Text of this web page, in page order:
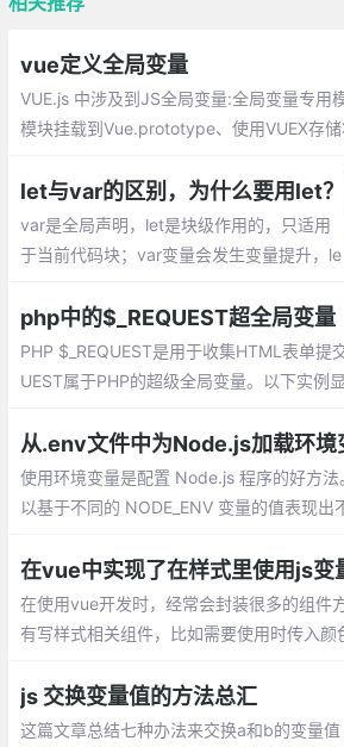
vue定义全局变量
VUE.js 中涉及到JS全局变量:全局变量专用
模块挂载到Vue.prototype、使用VUEX存
let与var的区别，为什么要用let？
var是全局声明，let是块级作用的，只适用
于当前代码块；var变量会发生变量提升，le
值，循环里的赋值可能会造成变量泄露至全
局
php中的$_REQUEST超全局变量
PHP $_REQUEST是用于收集HTML表单提
UEST属于PHP的超级全局变量。以下实例
从.env文件中为Node.js加载环境
使用环境变量是配置 Node.js 程序的好方
以基于不同的 NODE_ENV 变量的值表现出
种环境变量及其相应的值。
在vue中实现了在样式里使用js变
在使用vue开发时，经常会封装很多的组件
有写样式相关组件，比如需要使用时传入颜
js 交换变量值的方法总汇
这篇文章总结七种办法来交换a和b的变量